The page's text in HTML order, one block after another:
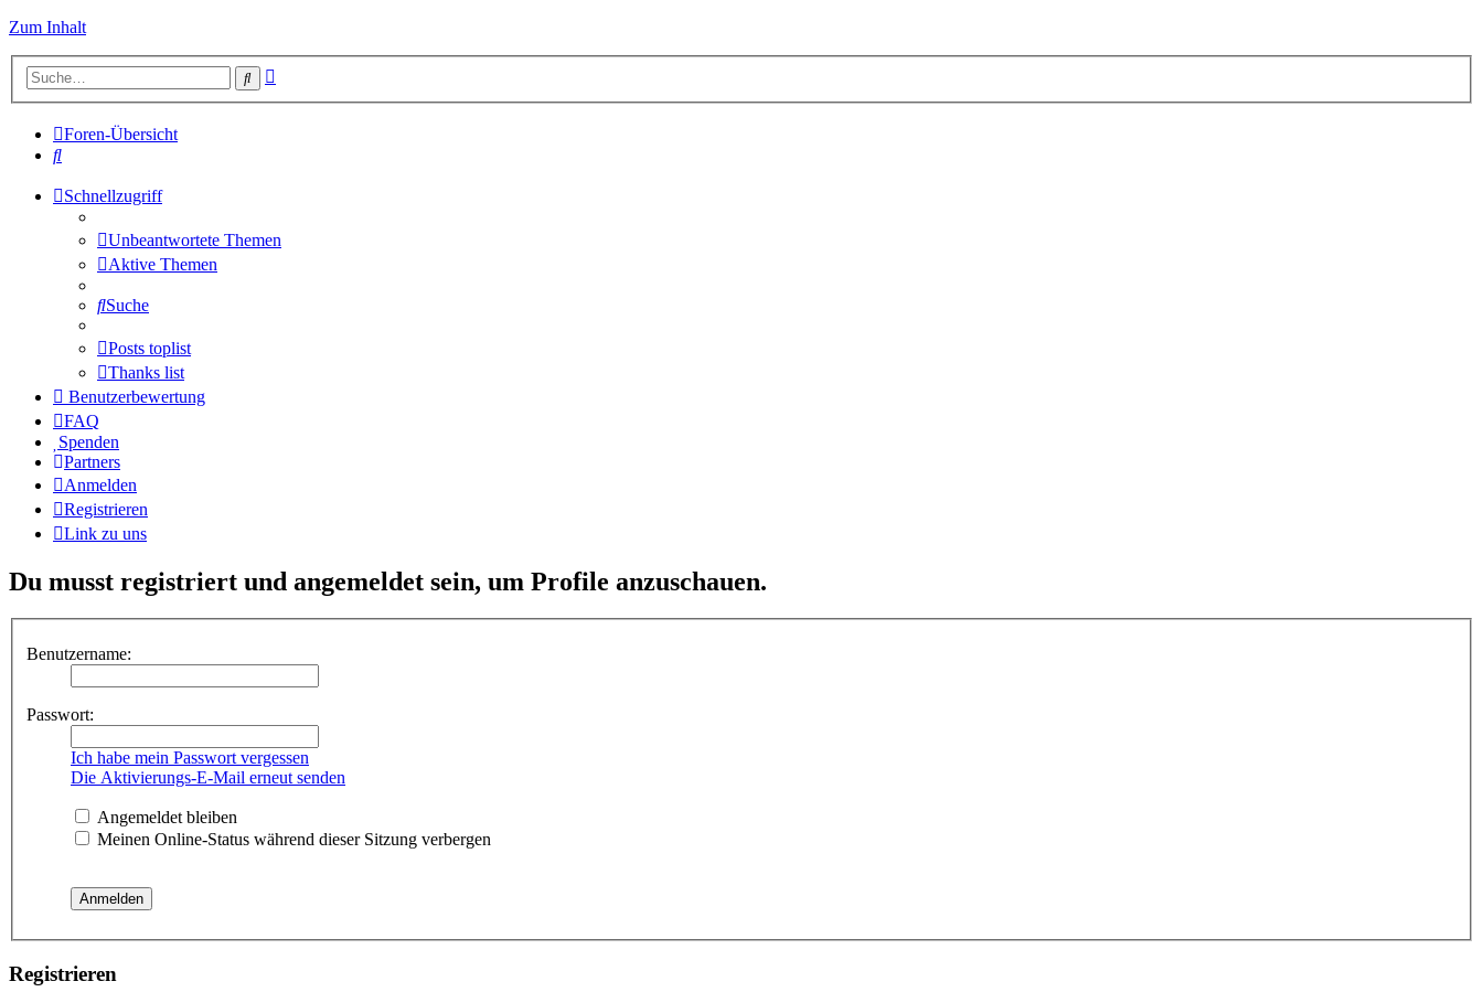
Zum Inhalt
Suche
Foren-Übersicht
Suche
Schnellzugriff
Unbeantwortete Themen
Aktive Themen
Suche
Posts toplist
Thanks list
Benutzerbewertung
FAQ
Spenden
Partners
Anmelden
Registrieren
Link zu uns
Du musst registriert und angemeldet sein, um Profile anzuschauen.
Benutzername:
Passwort:
Ich habe mein Passwort vergessen
Die Aktivierungs-E-Mail erneut senden
Angemeldet bleiben
Meinen Online-Status während dieser Sitzung verbergen
Registrieren